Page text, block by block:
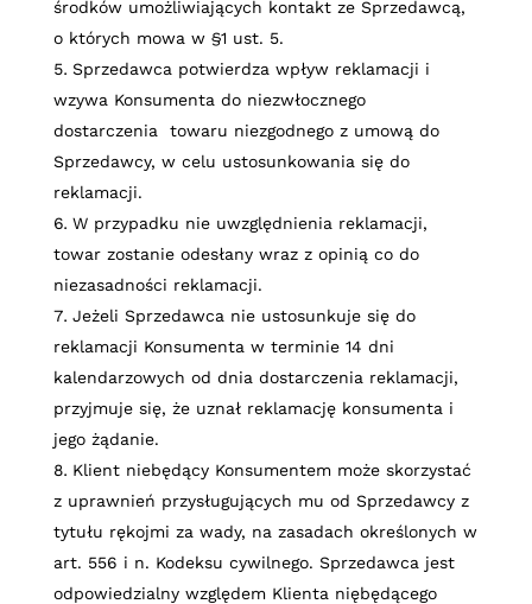
środków umożliwiających kontakt ze Sprzedawcą,
o których mowa w §1 ust. 5.
Sprzedawca potwierdza wpływ reklamacji i
wzywa Konsumenta do niezwłocznego
dostarczenia towaru niezgodnego z umową do
Sprzedawcy, w celu ustosunkowania się do
reklamacji.
W przypadku nie uwzględnienia reklamacji,
towar zostanie odesłany wraz z opinią co do
niezasadności reklamacji.
Jeżeli Sprzedawca nie ustosunkuje się do
reklamacji Konsumenta w terminie 14 dni
kalendarzowych od dnia dostarczenia reklamacji,
przyjmuje się, że uznał reklamację konsumenta i
jego żądanie.
Klient niebędący Konsumentem może skorzystać
z uprawnień przysługujących mu od Sprzedawcy z
tytułu rękojmi za wady, na zasadach określonych w
art. 556 i n. Kodeksu cywilnego. Sprzedawca jest
odpowiedzialny względem Klienta niębędącego